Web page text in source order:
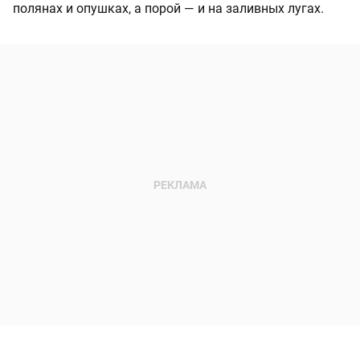
полянах и опушках, а порой — и на заливных лугах.